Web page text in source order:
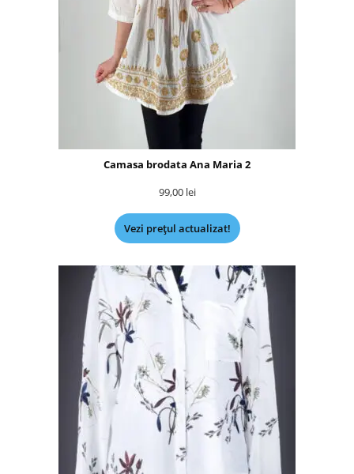
Camasa brodata Ana Maria 2
99,00 lei
Vezi prețul actualizat!